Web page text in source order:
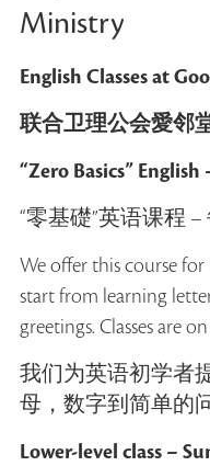
Ministry
English Classes at
联合卫理公会愛邻
“Zero Basics” English
“零基礎”英语课程 –
We offer this course for
start from learning
greetings. Classes are
我们为英语初学者
母，数字到简单的
Lower-level class –